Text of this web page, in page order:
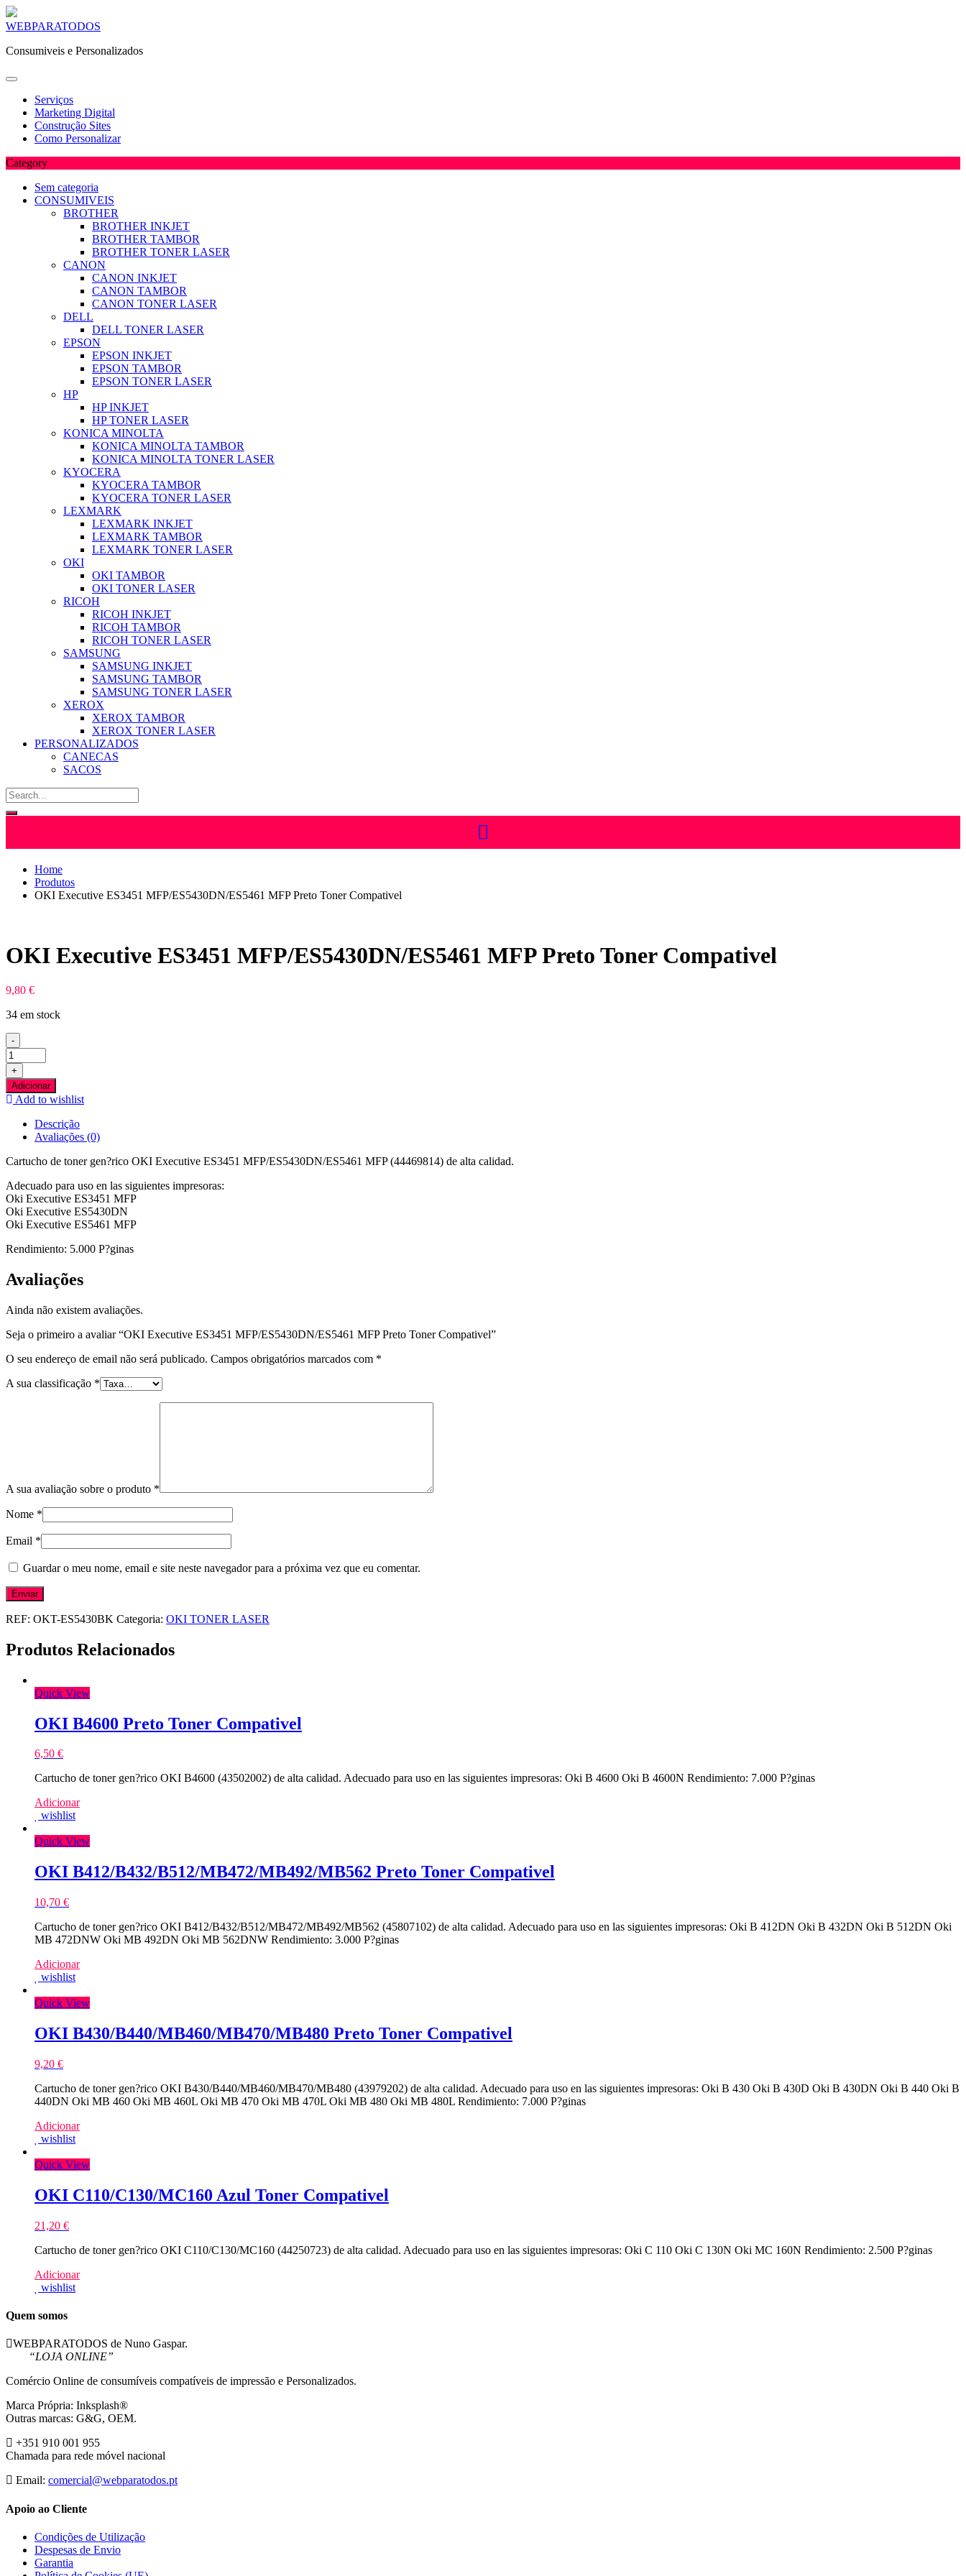
Skip
content
WEBPARATODOS
Consumiveis e Personalizados
Serviços
Marketing Digital
Construção Sites
Como Personalizar
Category
Sem categoria
CONSUMIVEIS
BROTHER
BROTHER INKJET
BROTHER TAMBOR
BROTHER TONER LASER
CANON
CANON INKJET
CANON TAMBOR
CANON TONER LASER
DELL
DELL TONER LASER
EPSON
EPSON INKJET
EPSON TAMBOR
EPSON TONER LASER
HP
HP INKJET
HP TONER LASER
KONICA MINOLTA
KONICA MINOLTA TAMBOR
KONICA MINOLTA TONER LASER
KYOCERA
KYOCERA TAMBOR
KYOCERA TONER LASER
LEXMARK
LEXMARK INKJET
LEXMARK TAMBOR
LEXMARK TONER LASER
OKI
OKI TAMBOR
OKI TONER LASER
RICOH
RICOH INKJET
RICOH TAMBOR
RICOH TONER LASER
SAMSUNG
SAMSUNG INKJET
SAMSUNG TAMBOR
SAMSUNG TONER LASER
XEROX
XEROX TAMBOR
XEROX TONER LASER
PERSONALIZADOS
CANECAS
SACOS
Home
Produtos
OKI Executive ES3451 MFP/ES5430DN/ES5461 MFP Preto Toner Compativel
OKI Executive ES3451 MFP/ES5430DN/ES5461 MFP Preto Toner Compativel
9,80 €
34 em stock
-
Quantidade
de
OKI
Executive
ES3451
MFP/ES5430DN/ES5461
Toner
+
Adicionar
Add to wishlist
Descrição
Avaliações (0)
Cartucho de toner gen?rico OKI Executive ES3451 MFP/ES5430DN/ES5461 MFP (44469814) de alta calidad.
Adecuado para uso en las siguientes impresoras:
Oki Executive ES3451 MFP
Oki Executive ES5430DN
Oki Executive ES5461 MFP
Rendimiento: 5.000 P?ginas
Avaliações
Ainda não existem avaliações.
Seja o primeiro a avaliar “OKI Executive ES3451 MFP/ES5430DN/ES5461 MFP Preto Toner Compativel”
O seu endereço de email não será publicado. Campos obrigatórios marcados com *
A sua classificação *
A sua avaliação sobre o produto *
Nome *
Email *
Guardar o meu nome, email e site neste navegador para a próxima vez que eu comentar.
REF: OKT-ES5430BK Categoria: OKI TONER LASER
Produtos Relacionados
Quick View
OKI B4600 Preto Toner Compativel
6,50 €
Cartucho de toner gen?rico OKI B4600 (43502002) de alta calidad. Adecuado para uso en las siguientes impresoras: Oki B 4600 Oki B 4600N Rendimiento: 7.000 P?ginas
Adicionar
wishlist
Quick View
OKI B412/B432/B512/MB472/MB492/MB562 Preto Toner Compativel
10,70 €
Cartucho de toner gen?rico OKI B412/B432/B512/MB472/MB492/MB562 (45807102) de alta calidad. Adecuado para uso en las siguientes impresoras: Oki B 412DN Oki B 432DN Oki B 512DN Oki
MB 472DNW Oki MB 492DN Oki MB 562DNW Rendimiento: 3.000 P?ginas
Adicionar
wishlist
Quick View
OKI B430/B440/MB460/MB470/MB480 Preto Toner Compativel
9,20 €
Cartucho de toner gen?rico OKI B430/B440/MB460/MB470/MB480 (43979202) de alta calidad. Adecuado para uso en las siguientes impresoras: Oki B 430 Oki B 430D Oki B 430DN Oki B 440 Oki B
440DN Oki MB 460 Oki MB 460L Oki MB 470 Oki MB 470L Oki MB 480 Oki MB 480L Rendimiento: 7.000 P?ginas
Adicionar
wishlist
Quick View
OKI C110/C130/MC160 Azul Toner Compativel
21,20 €
Cartucho de toner gen?rico OKI C110/C130/MC160 (44250723) de alta calidad. Adecuado para uso en las siguientes impresoras: Oki C 110 Oki C 130N Oki MC 160N Rendimiento: 2.500 P?ginas
Adicionar
wishlist
Quem somos
WEBPARATODOS de Nuno Gaspar.
“LOJA ONLINE”
Comércio Online de consumíveis compatíveis de impressão e Personalizados.
Marca Própria: Inksplash®
Outras marcas: G&G, OEM.
+351 910 001 955
Chamada para rede móvel nacional
Email: comercial@webparatodos.pt
Apoio ao Cliente
Condições de Utilização
Despesas de Envio
Garantia